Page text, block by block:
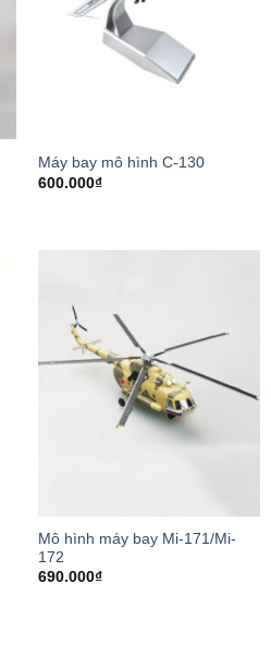
Máy bay mô hình C-130
600.000₫
Mô hình máy bay Mi-171/Mi-
172
690.000₫